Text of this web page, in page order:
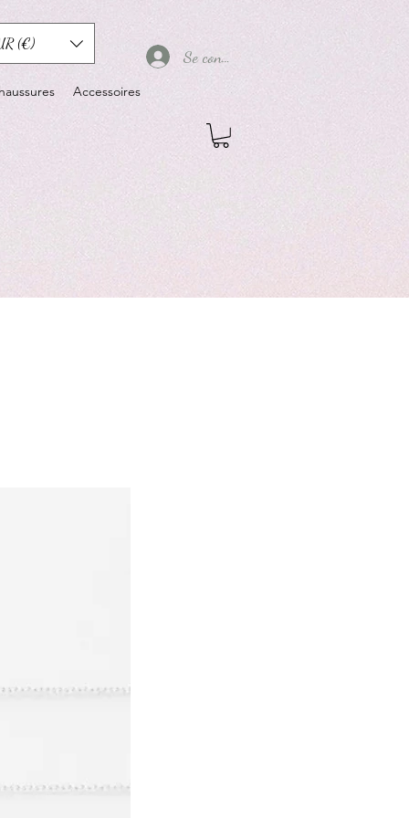
Accessoires
Se connecter
(€)